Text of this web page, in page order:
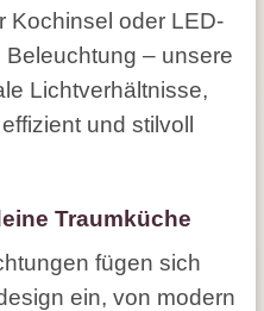
Kochinsel oder LED-
– unsere
Lichtverhältnisse,
und stilvoll
Traumküche
fügen sich
ein, von modern